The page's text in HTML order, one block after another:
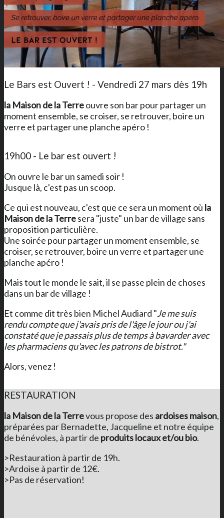
Le Bars est Ouvert ! - Vendredi 27 mars dès 19h
la Maison de la Terreouvre son barpour partager un
moment ensemble, se croiser, se retrouver, boire un
verre et partager une planche apéro !
19h00 - Le bar est ouvert !
On ouvre le bar un samedi soir !
Jusque là, c'est pas un scoop.
Ce qui est nouveau, c'est que ce sera un moment où la
Maison de la Terresera "juste" un bar de village sans
proposition particulière.
Une soirée pour partager un moment ensemble, se
croiser, se retrouver, boire un verre et partager une
planche apéro !
Mais tout le monde le sait, il se passe plein de choses
dans un bar de village !
Et comme dit très bien Michel Audiard "Je me suis
rendu compte que j'avais pris de l'âge le jour ou j'ai
constaté que je passais plus de temps à bavarder avec
les pharmaciens qu'avec les patrons de bistrot."
Alors, venez !
RESTAURATION
la Maison de la Terrevous propose des ardoises maison,
préparées par Bernadette, Jacqueline et notre équipe
de bénévoles, à partir de produits locaux et/ou bio.
>Restauration à partir de 19h.
>Ardoise à partir de 12€.
>Pas de réservation!